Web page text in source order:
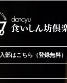
入部はこちら（登録無料）